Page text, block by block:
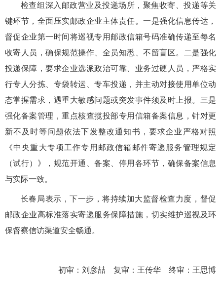
检查组深入邮政营业及投递场所，聚焦收寄、投递等关
键环节，全面压实邮政企业主体责任。一是强化信息传达，
督促企业第一时间将巡视专用 邮政信箱号码准确传递至每名
收寄人员，确保规范操作、全员知悉、不留盲区。二是强化
投递保障，要求企业选派政治可靠、业务过硬人员，严格实
行专人分拣、专袋转运、专车投递，并主动对接使用单位动
态掌握需求，遇重大敏感问题或突发事件须及时上报。三是
强化备案管理，重点核查揽投部专用信箱备案信息，针对更
新不及时等问题依法下发整改通知书，要求企业严格对照
《中央重大专项工作专用邮政信箱邮件寄递服务管理规定
（试行）》，规范开通、备案、停用各环节，确保备案信息
与实际一致。
长春局表示，
下一步，将持续加大监督检查力度，督促
邮政企业高标准落实寄递服务保障措施，切实维护巡视及环
保督察信访渠道安全畅通。
初审：刘彦喆 复审：王传华 终审：王思博